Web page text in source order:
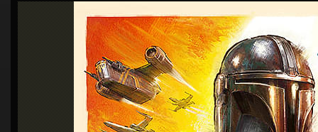
ビ
ゲ
ー
シ
ョ
ン